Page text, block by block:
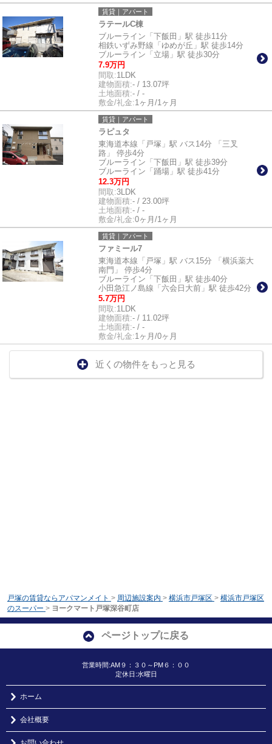
賃貸｜アパート
ラテールC棟
ブルーライン「下飯田」駅 徒歩11分
相鉄いずみ野線「ゆめが丘」駅 徒歩14分
ブルーライン「立場」駅 徒歩30分
7.9万円
間取:1LDK
建物面積:- / 13.07坪
土地面積:- / -
敷金/礼金:1ヶ月/1ヶ月
賃貸｜アパート
ラピュタ
東海道本線「戸塚」駅 バス14分 「三叉
路」 停歩4分
ブルーライン「下飯田」駅 徒歩39分
ブルーライン「踊場」駅 徒歩41分
12.3万円
間取:3LDK
建物面積:- / 23.00坪
土地面積:- / -
敷金/礼金:0ヶ月/1ヶ月
賃貸｜アパート
ファミール7
東海道本線「戸塚」駅 バス15分 「横浜薬大
南門」 停歩4分
ブルーライン「下飯田」駅 徒歩40分
小田急江ノ島線「六会日大前」駅 徒歩42分
5.7万円
間取:1LDK
建物面積:- / 11.02坪
土地面積:- / -
敷金/礼金:1ヶ月/0ヶ月
近くの物件をもっと見る
戸塚の賃貸ならアパマンメイト > 周辺施設案内 > 横浜市戸塚区 > 横浜市戸塚区
のスーパー > ヨークマート戸塚深谷町店
ページトップに戻る
営業時間:AM９：３０～PM６：００
定休日:水曜日
ホーム
会社概要